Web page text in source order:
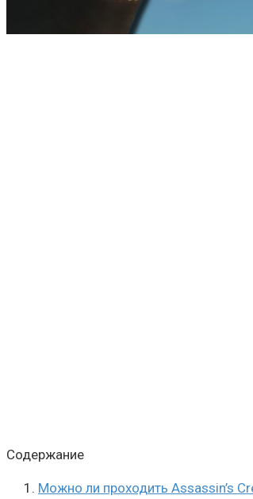
Содержание
Можно ли проходить Assassin’s